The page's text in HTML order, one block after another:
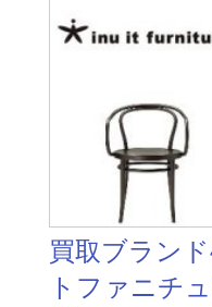
買取ブラン
トファニチ